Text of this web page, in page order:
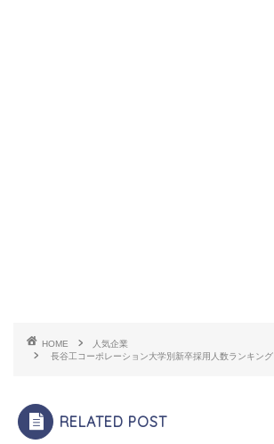
HOME
人気企業
長谷工コーポレーション大学別新卒採用人数ランキング
RELATED POST